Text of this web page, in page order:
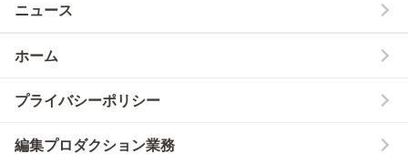
ニュース
ホーム
プライバシーポリシー
編集プロダクション業務